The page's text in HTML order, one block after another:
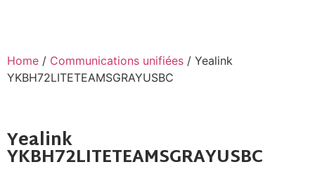
Home / Communications unifiées / Yealink
YKBH72LITETEAMSGRAYUSBC
Yealink
YKBH72LITETEAMSGRAYUSBC